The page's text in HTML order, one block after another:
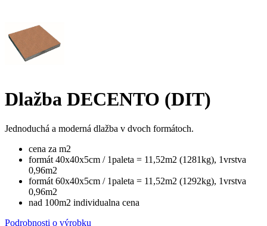
Dlažba DECENTO (DIT)
Jednoduchá a moderná dlažba v dvoch formátoch.
cena za m2
formát 40x40x5cm / 1paleta = 11,52m2 (1281kg), 1vrstva
0,96m2
formát 60x40x5cm / 1paleta = 11,52m2 (1292kg), 1vrstva
0,96m2
nad 100m2 individualna cena
Podrobnosti o výrobku